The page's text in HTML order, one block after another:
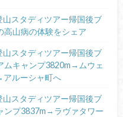
山スタディツアー帰国後ブ
高山病の体験をシェア
山スタディツアー帰国後ブ
ムキャンプ3820m→ムウェ
ルーシャ町へ
山スタディツアー帰国後ブ
ンプ3837m→ラヴァタワー